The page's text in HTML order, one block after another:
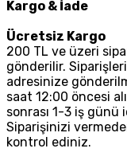
Kargo & İade
Ücretsiz Kargo
200 TL ve üzeri
gönderilir.
adresinize
saat 12:00 öncesi
sonrası 1-3 iş
Siparişinizi
kontrol ediniz.